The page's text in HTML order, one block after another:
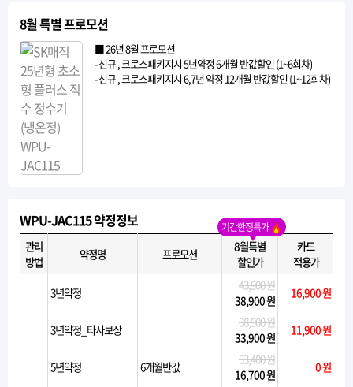
8월 특별 프로모션
■ 26년 8월 프로모션
- 신규 , 크로스패키지시 5년약정 6개월 반값할인 (1~6회차)
- 신규 , 크로스패키지시 6,7년 약정 12개월 반값할인 (1~12회차)
WPU-JAC115 약정정보 기간한정특가
관리
방법
약정명 프로모션
8월특별
할인가
카드
적용가
3년약정
43,900 원
38,900 원
16,900 원
3년약정_타사보상
38,900 원
33,900 원
11,900 원
5년약정 6개월반값
33,400 원
16,700 원
0 원